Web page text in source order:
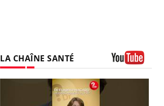
LA CHAÎNE SANTÉ